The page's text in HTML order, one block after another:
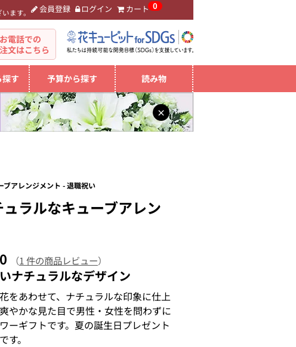
ます。 会員登録 ログイン カート 0
お電話での
文はこちら
す 予算から探す 読み物
×
ブアレンジメント - 退職祝い
ラルなキューブアレン
（1 件の商品レビュー）
ナチュラルなデザイン
をあわせて、ナチュラルな印象に仕上
やかな見た目で男性・女性を問わずに
ーギフトです。夏の誕生日プレゼント
す。